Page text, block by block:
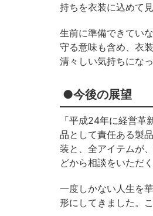
持ちを衣装に込めて
生前に準備できてい
守る意味も含め、衣
清々しい気持ちにな
●今後の展望
「平成24年に経営
品として責任ある製
装と、全アイテムが
どから相談をいただ
一度しかない人生を
形にしてきました。